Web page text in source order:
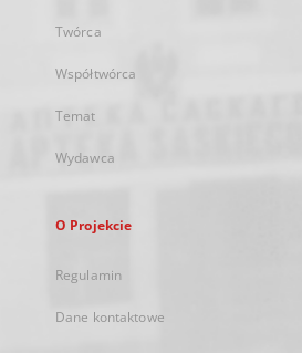
Twórca
Współtwórca
Temat
Wydawca
O Projekcie
Regulamin
Dane kontaktowe